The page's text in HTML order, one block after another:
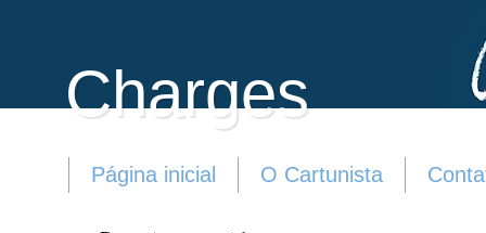
Charges
Página inicial O Cartunista